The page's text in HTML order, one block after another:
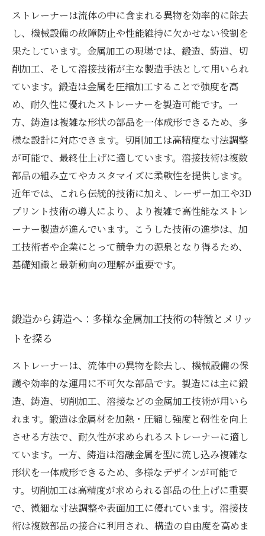
ストレーナー製造の新時代
ストレーナー製造技術の全体像と現場で役立つ
実践的ポイント
金属加工業界の技術者必読！多様なストレーナ
ー製造法まとめ
ストレーナーは流体の中に含まれる異物を効率的に除去
し、機械設備の故障防止や性能維持に欠かせない役割を
果たしています。金属加工の現場では、鍛造、鋳造、切
削加工、そして溶接技術が主な製造手法として用いられ
ています。鍛造は金属を圧縮加工することで強度を高
め、耐久性に優れたストレーナーを製造可能です。一
方、鋳造は複雑な形状の部品を一体成形できるため、多
様な設計に対応できます。切削加工は高精度な寸法調整
が可能で、最終仕上げに適しています。溶接技術は複数
部品の組み立てやカスタマイズに柔軟性を提供します。
近年では、これら伝統的技術に加え、レーザー加工や3D
プリント技術の導入により、より複雑で高性能なストレ
ーナー製造が進んでいます。こうした技術の進歩は、加
工技術者や企業にとって競争力の源泉となり得るため、
基礎知識と最新動向の理解が重要です。
鍛造から鋳造へ：多様な金属加工技術の特徴とメリッ
トを探る
ストレーナーは、流体中の異物を除去し、機械設備の保
護や効率的な運用に不可欠な部品です。製造には主に鍛
造、鋳造、切削加工、溶接などの金属加工技術が用いら
れます。鍛造は金属材を加熱・圧縮し強度と靭性を向上
させる方法で、耐久性が求められるストレーナーに適し
ています。一方、鋳造は溶融金属を型に流し込み複雑な
形状を一体成形できるため、多様なデザインが可能で
す。切削加工は高精度が求められる部品の仕上げに重要
で、微細な寸法調整や表面加工に優れています。溶接技
術は複数部品の接合に利用され、構造の自由度を高めま